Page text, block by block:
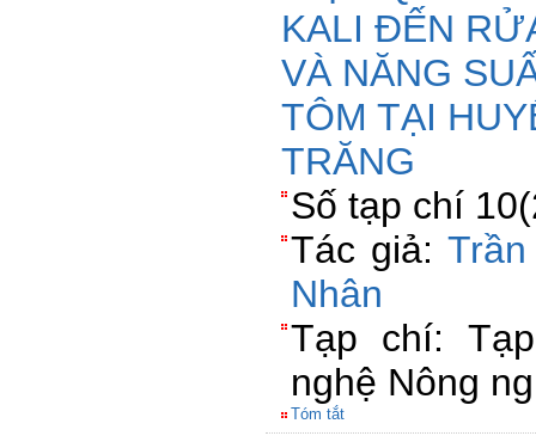
KALI ĐẾN
VÀ NĂNG
TÔM TẠI
TRĂNG
Số tạp chí
Tác giả:
Nhân
Tạp chí:
nghệ Nông
Tóm tắt